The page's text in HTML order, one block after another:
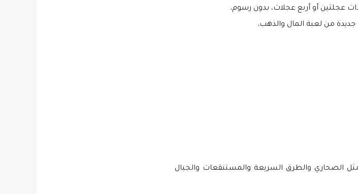
عجلتين أو أربع عجلات، بدون رسوم.
من لعبة المال والذهب.
الصحاري والطرق السريعة والمستنقعات والجبال